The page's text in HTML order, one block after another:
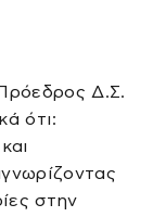
Δ.Σ.
ότι:
στην